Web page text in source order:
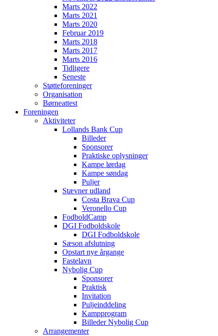
Marts 2022
Marts 2021
Marts 2020
Februar 2019
Marts 2018
Marts 2017
Marts 2016
Tidligere
Seneste
Støtteforeninger
Organisation
Børneattest
Foreningen
Aktiviteter
Lollands Bank Cup
Billeder
Sponsorer
Praktiske oplysninger
Kampe lørdag
Kampe søndag
Puljer
Stævner udland
Costa Brava Cup
Veronello Cup
FodboldCamp
DGI Fodboldskole
DGI Fodboldskole
Sæson afslutning
Opstart nye årgange
Fastelavn
Nybolig Cup
Sponsorer
Praktisk
Invitation
Puljeinddeling
Kampprogram
Billeder Nybolig Cup
Arrangementer